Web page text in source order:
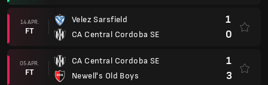
14 APR.
FT
Velez Sarsfield
CA Central Cordoba SE
1
0
05 APR.
FT
CA Central Cordoba SE
Newell's Old Boys
1
3